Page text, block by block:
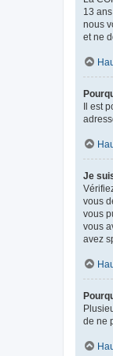
13
nous
et ne
Il est
Je
vous
vous
vous
avez
de ne